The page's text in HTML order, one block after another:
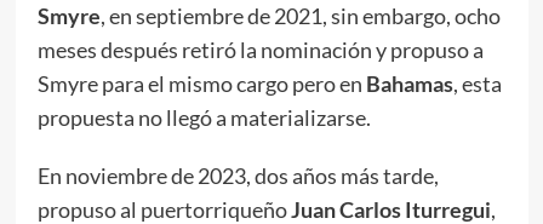
Smyre, en septiembre de 2021, sin embargo, ocho
meses después retiró la nominación y propuso a
Smyre para el mismo cargo pero en Bahamas, esta
propuesta no llegó a materializarse.
En noviembre de 2023, dos años más tarde,
propuso al puertorriqueñoJuan Carlos Iturregui,